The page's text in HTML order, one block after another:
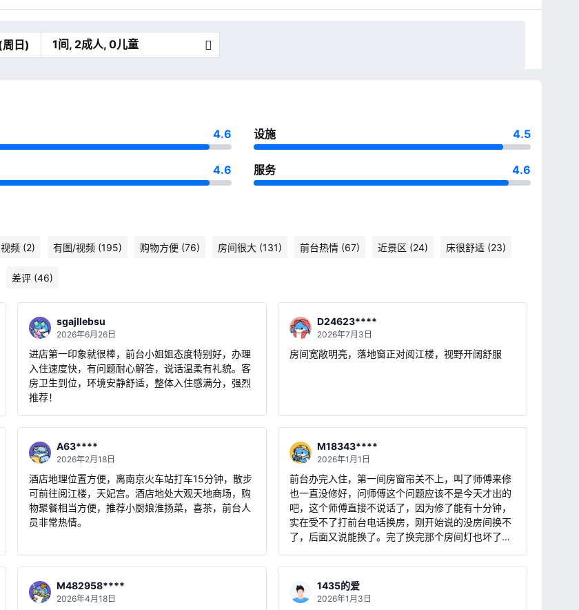
1间, 2成人, 0儿童
4.6 设施 4.5
4.6 服务 4.6
视频 (2) 有图/视频 (195) 购物方便 (76) 房间很大 (131) 前台热情 (67) 近景区 (24) 床很舒适 (23)
差评 (46)
sgajllebsu
2026年6月26日
进店第一印象就很棒，前台小姐姐态度特别好，办理
入住速度快，有问题耐心解答，说话温柔有礼貌。客
房卫生到位，环境安静舒适，整体入住感满分，强烈
推荐！
D24623****
2026年7月3日
房间宽敞明亮，落地窗正对阅江楼，视野开阔舒服
A63****
2026年2月18日
酒店地理位置方便，离南京火车站打车15分钟，散步
可前往阅江楼，天妃宫。酒店地处大观天地商场，购
物聚餐相当方便，推荐小厨娘淮扬菜，喜茶，前台人
员非常热情。
M18343****
2026年1月1日
前台办完入住，第一间房窗帘关不上，叫了师傅来修
也一直没修好，问师傅这个问题应该不是今天才出的
吧，这个师傅直接不说话了，因为修了能有十分钟，
实在受不了打前台电话换房，刚开始说的没房间换不
了，后面又说能换了。完了换完那个房间灯也坏了，
师傅能不能修好灯，太暗了，他也不说话😶就这么在
昏暗的酒店跟朋友跨了个年。更过分的是，第二天早
上七点五十左右一阵强劲的电钻声从房顶袭来，我住
M482958****
2026年4月18日
1435的爱
2026年1月3日